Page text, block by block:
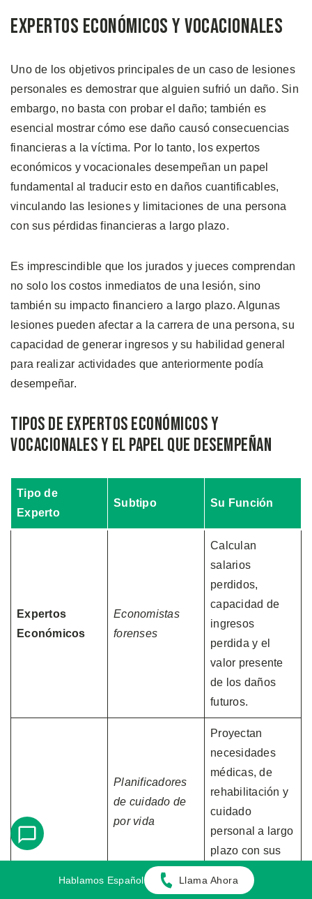
Expertos Económicos y Vocacionales
Uno de los objetivos principales de un caso de lesiones
personales es demostrar que alguien sufrió un daño. Sin
embargo, no basta con probar el daño; también es
esencial mostrar cómo ese daño causó consecuencias
financieras a la víctima. Por lo tanto, los expertos
económicos y vocacionales desempeñan un papel
fundamental al traducir esto en daños cuantificables,
vinculando las lesiones y limitaciones de una persona
con sus pérdidas financieras a largo plazo.
Es imprescindible que los jurados y jueces comprendan
no solo los costos inmediatos de una lesión, sino
también su impacto financiero a largo plazo. Algunas
lesiones pueden afectar a la carrera de una persona, su
capacidad de generar ingresos y su habilidad general
para realizar actividades que anteriormente podía
desempeñar.
Tipos de Expertos Económicos y
Vocacionales y el Papel que Desempeñan
Tipo de
Experto
Subtipo Su Función
Expertos
Económicos
Economistas
forenses
Calculan
salarios
perdidos,
capacidad de
ingresos
perdida y el
valor presente
de los daños
futuros.
Planificadores
de cuidado de
por vida
Proyectan
necesidades
médicas, de
rehabilitación y
cuidado
personal a largo
plazo con sus
costos.
Hablamos Español Llama Ahora